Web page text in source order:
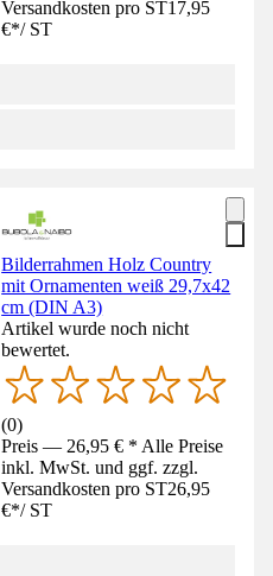
Versandkosten pro ST17,95
€*/ ST
Bilderrahmen Holz Country
mit Ornamenten weiß 29,7x42
cm (DIN A3)
Artikel wurde noch nicht
bewertet.
(0)
Preis — 26,95 € * Alle Preise
inkl. MwSt. und ggf. zzgl.
Versandkosten pro ST26,95
€*/ ST